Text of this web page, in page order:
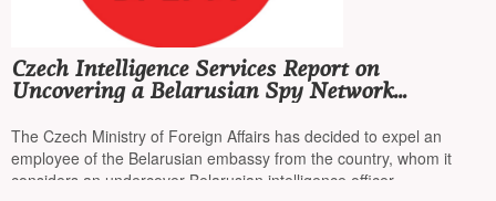
Czech Intelligence Services Report on
Uncovering a Belarusian Spy Network
The Czech Ministry of Foreign Affairs has decided to expel an
employee of the Belarusian embassy from the country, whom it
considers an undercover Belarusian intelligence officer.